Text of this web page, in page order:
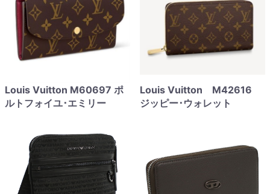
Louis Vuitton M60697 ポ
ルトフォイユ･エミリー
Louis Vuitton M42616
ジッピー･ウォレット